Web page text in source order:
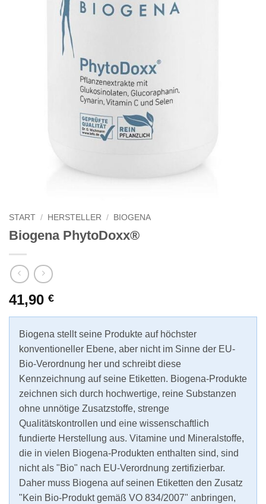
START / HERSTELLER / BIOGENA
Biogena PhytoDoxx®
41,90 €
Biogena stellt seine Produkte auf höchster
konventioneller Ebene, aber nicht im Sinne der EU-
Bio-Verordnung her und schreibt diese
Kennzeichnung auf seine Etiketten. Biogena-Produkte
zeichnen sich durch hochwertige, reine Substanzen
ohne unnötige Zusatzstoffe, strenge
Qualitätskontrollen und eine wissenschaftlich
fundierte Herstellung aus. Vitamine und Mineralstoffe,
die in vielen Biogena-Produkten enthalten sind, sind
nicht als "Bio" nach EU-Verordnung zertifizierbar.
Daher muss Biogena auf seinen Etiketten den Zusatz
"Kein Bio-Produkt gemäß VO 834/2007" anbringen,